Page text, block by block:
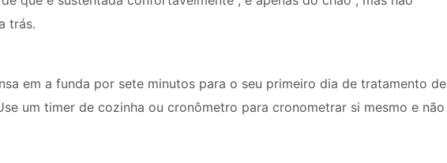
trás.
em a funda por sete minutos para o seu primeiro dia de tratamento de
um timer de cozinha ou cronômetro para cronometrar si mesmo e não